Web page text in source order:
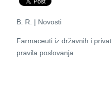
B. R. | Novosti
Farmaceuti iz državnih i
pravila poslovanja